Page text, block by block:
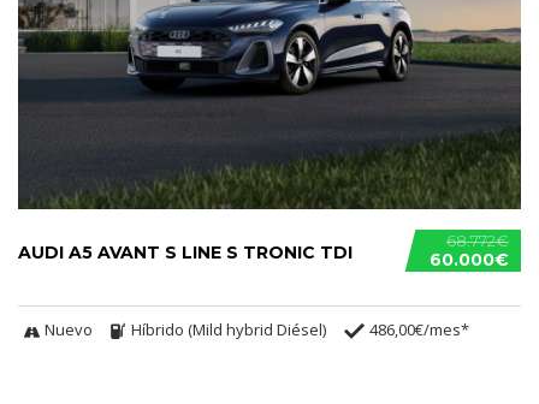
68.772€
60.000€
AUDI A5 AVANT S LINE S TRONIC TDI
Nuevo Híbrido (Mild hybrid Diésel) 486,00€/mes*